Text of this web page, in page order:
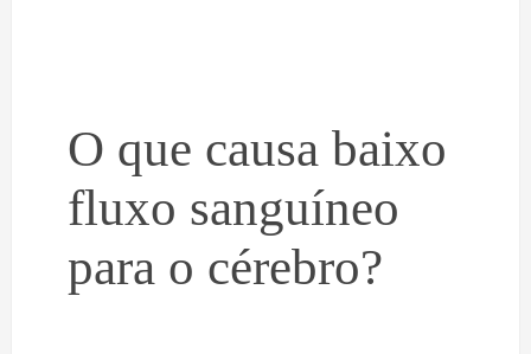
O que causa baixo
fluxo sanguíneo
para o cérebro?